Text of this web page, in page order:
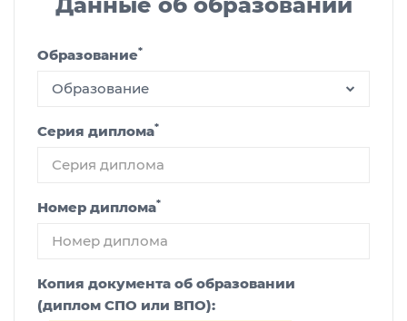
Образование*
Образование
Серия диплома*
Номер диплома*
Копия документа об образовании
(диплом СПО или ВПО):